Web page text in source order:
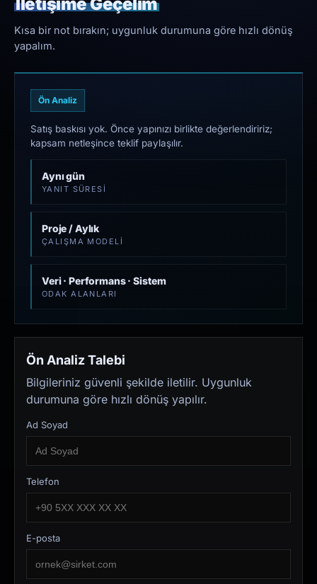
İletişime Geçelim
Kısa bir not bırakın; uygunluk durumuna göre hızlı dönüş
yapalım.
Ön Analiz
Satış baskısı yok. Önce yapınızı birlikte değerlendiririz;
kapsam netleşince teklif paylaşılır.
Aynı gün
YANIT SÜRESI
Proje / Aylık
ÇALIŞMA MODELI
Veri · Performans · Sistem
ODAK ALANLARI
Ön Analiz Talebi
Bilgileriniz güvenli şekilde iletilir. Uygunluk
durumuna göre hızlı dönüş yapılır.
Ad Soyad
Telefon
E-posta